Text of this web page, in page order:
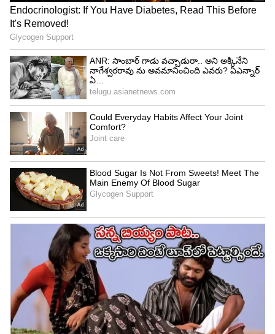
4
అప్పుడు మా అక్క కాపురం చక్కబడాలి అంటుంది అప్పు.